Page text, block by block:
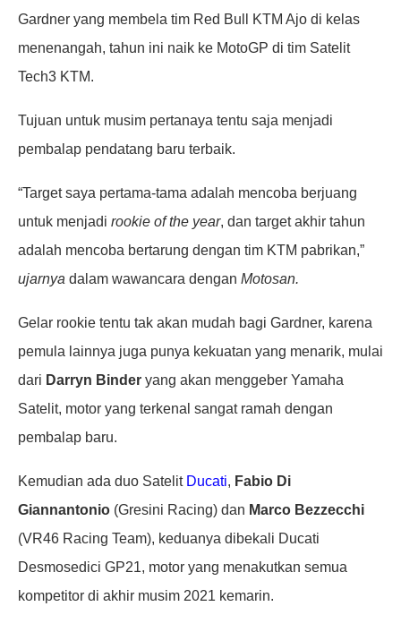
Gardner yang membela tim Red Bull KTM Ajo di kelas
menenangah, tahun ini naik ke MotoGP di tim Satelit
Tech3 KTM.
Tujuan untuk musim pertanaya tentu saja menjadi
pembalap pendatang baru terbaik.
“Target saya pertama-tama adalah mencoba berjuang
untuk menjadi rookie of the year, dan target akhir tahun
adalah mencoba bertarung dengan tim KTM pabrikan,”
ujarnya dalam wawancara dengan Motosan.
Gelar rookie tentu tak akan mudah bagi Gardner, karena
pemula lainnya juga punya kekuatan yang menarik, mulai
dari Darryn Binder yang akan menggeber Yamaha
Satelit, motor yang terkenal sangat ramah dengan
pembalap baru.
Kemudian ada duo Satelit Ducati, Fabio Di
Giannantonio (Gresini Racing) dan Marco Bezzecchi
(VR46 Racing Team), keduanya dibekali Ducati
Desmosedici GP21, motor yang menakutkan semua
kompetitor di akhir musim 2021 kemarin.